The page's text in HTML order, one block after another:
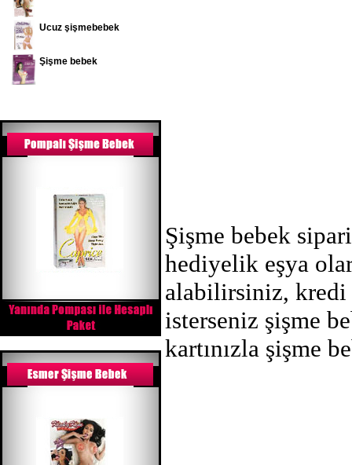
Ucuz şişmebebek
Şişme bebek
Şişme bebek
hediyelik eşya
alabilirsiniz, kredi
isterseniz şişme
kartınızla şişme